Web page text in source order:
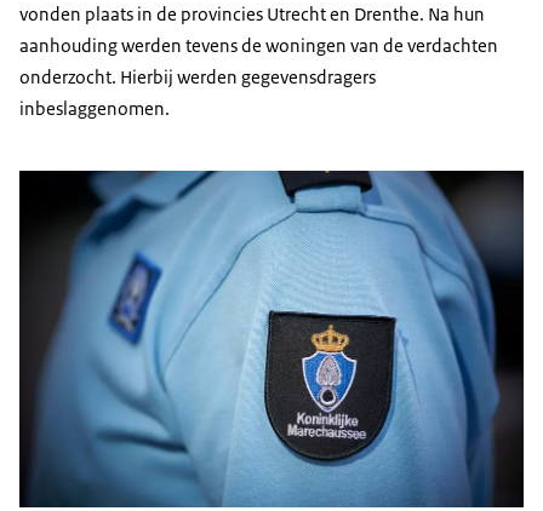
vonden plaats in de provincies Utrecht en Drenthe. Na hun
aanhouding werden tevens de woningen van de verdachten
onderzocht. Hierbij werden gegevensdragers
inbeslaggenomen.